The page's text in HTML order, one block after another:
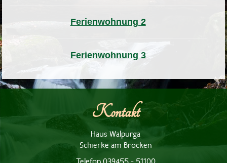
Ferienwohnung 2
Ferienwohnung 3
Kontakt
Haus Walpurga
Schierke am Brocken